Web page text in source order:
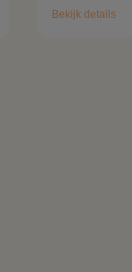
Bekijk details